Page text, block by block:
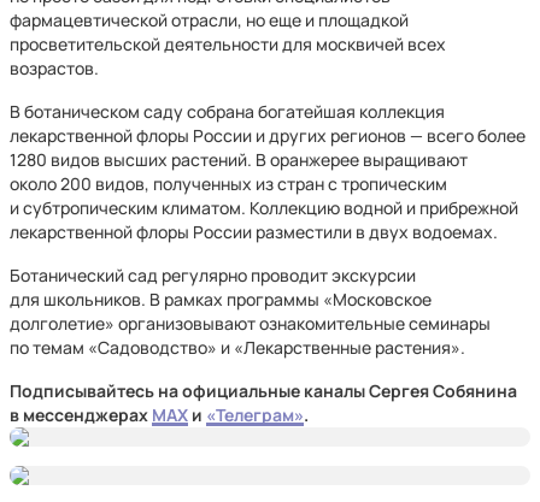
фармацевтической отрасли, но еще и площадкой
просветительской деятельности для москвичей всех
возрастов.
В ботаническом саду собрана богатейшая коллекция
лекарственной флоры России и других регионов — всего более
1280 видов высших растений. В оранжерее выращивают
около 200 видов, полученных из стран с тропическим
и субтропическим климатом. Коллекцию водной и прибрежной
лекарственной флоры России разместили в двух водоемах.
Ботанический сад регулярно проводит экскурсии
для школьников. В рамках программы «Московское
долголетие» организовывают ознакомительные семинары
по темам «Садоводство» и «Лекарственные растения».
Подписывайтесь на официальные каналы Сергея Собянина
в мессенджерах MAX и «Телеграм».